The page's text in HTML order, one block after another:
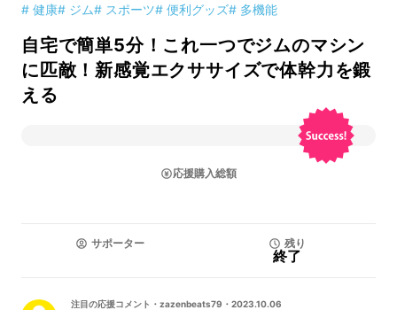
# 健康# ジム# スポーツ# 便利グッズ# 多機能
自宅で簡単5分！これ一つでジムのマシン
に匹敵！新感覚エクササイズで体幹力を鍛
える
応援購入総額
サポーター 残り
終了
注目の応援コメント ・ zazenbeats79 ・ 2023.10.06